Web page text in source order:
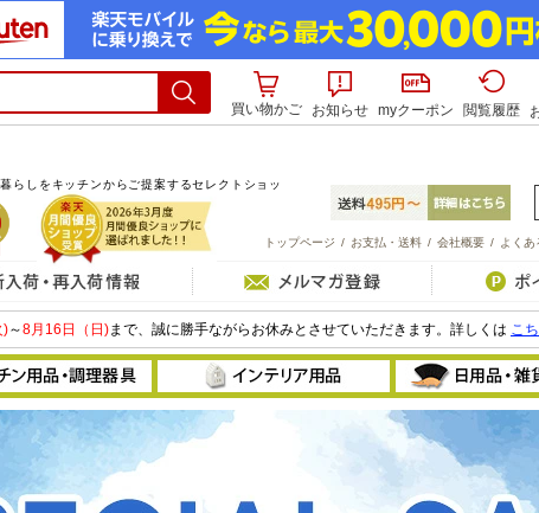
買い物かご
お知らせ myクーポン 閲覧履歴
暮らしをキッチンからご提案するセレクトショッ
よく
/
会社概要
/
お支払・送料
/
トップページ
)～8月16日（日)まで、誠に勝手ながらお休みとさせていただきます。詳しくは こ
鍋
フライパン
ボウル/ざる
寝具・クッションカバー
フィギュア(人形)
ファブリ
ブランケ
タオル
バッグ